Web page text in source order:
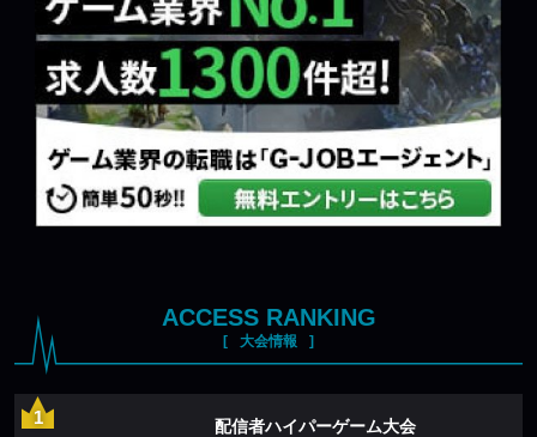
ACCESS RANKING
大会情報
配信者ハイパーゲーム大会